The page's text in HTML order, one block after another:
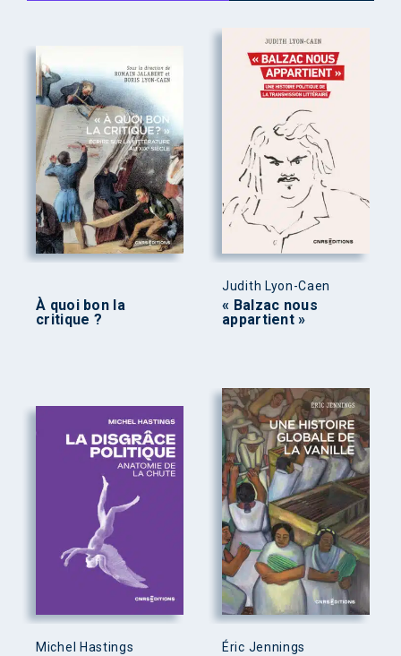
À quoi bon la
critique ?
Judith Lyon-Caen
« Balzac nous
appartient »
Michel Hastings Éric Jennings